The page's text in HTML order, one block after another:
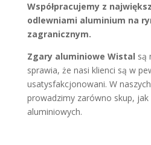
Współpracujemy z
odlewniami aluminium na
zagranicznym.
Zgary aluminiowe Wistal są
sprawia, że nasi klienci są w
usatysfakcjonowani. W
prowadzimy zarówno skup,
aluminiowych.